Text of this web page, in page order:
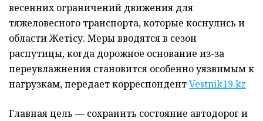
весенних ограничений движения для
тяжеловесного транспорта, которые коснулись и
области Жетісу. Меры вводятся в сезон
распутицы, когда дорожное основание из-за
переувлажнения становится особенно уязвимым к
нагрузкам, передает корреспондентVestnik19.kz
Главная цель — сохранить состояние автодорог и